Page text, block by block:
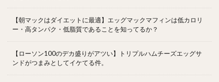
【朝マックはダイエットに最適】エッグマックマフィンは低カロリ
ー・高タンパク・低脂質であることを知ってるか？
【ローソン100のデカ盛りがアツい】トリプルハムチーズエッグサ
ンドがつまみとしてイケてる件。